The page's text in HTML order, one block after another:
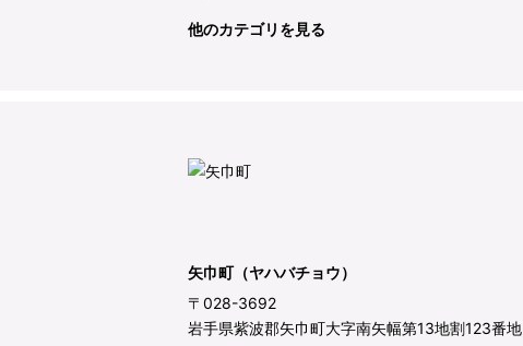
他のカテゴリを見る
矢巾町（ヤハバチョウ）
〒028-3692
岩手県紫波郡矢巾町大字南矢幅第13地割123番地